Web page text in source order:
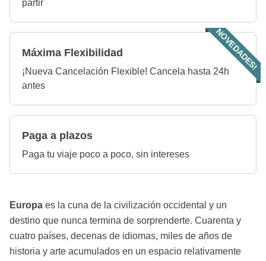
partir
NOVEDADES!
Máxima Flexibilidad
¡Nueva Cancelación Flexible! Cancela hasta 24h
antes
Paga a plazos
Paga tu viaje poco a poco, sin intereses
Europa es la cuna de la civilización occidental y un
destino que nunca termina de sorprenderte. Cuarenta y
cuatro países, decenas de idiomas, miles de años de
historia y arte acumulados en un espacio relativamente